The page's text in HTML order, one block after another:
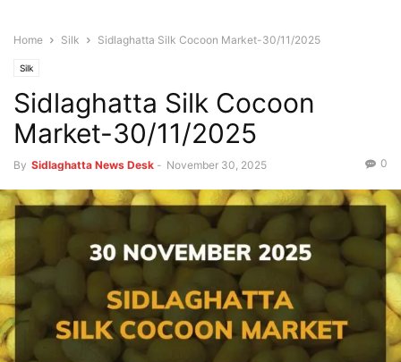
Home Silk Sidlaghatta Silk Cocoon Market-30/11/2025
Silk
Sidlaghatta Silk Cocoon
Market-30/11/2025
By Sidlaghatta News Desk - November 30, 2025 0